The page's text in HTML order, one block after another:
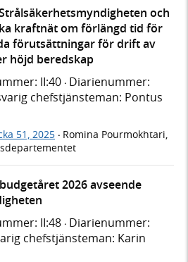
och
kraftnät om förlängd tid för
förutsättningar för drift av
höjd beredskap
II:40 · Diarienummer:
chefstjänsteman: Pontus
51, 2025 · Romina Pourmokhtari,
2026 avseende
II:48 · Diarienummer:
chefstjänsteman: Karin